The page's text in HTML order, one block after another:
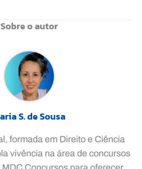
Sobre o autor
S. de Sousa
formada em Direito e Ciência
vivência na área de concursos